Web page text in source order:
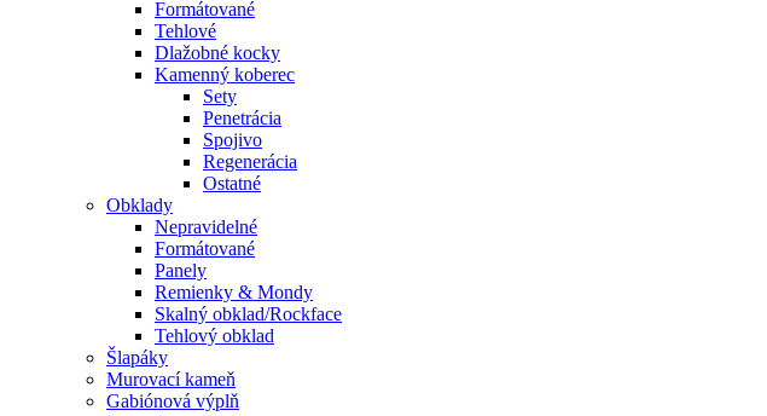
Formátované
Tehlové
Dlažobné kocky
Kamenný koberec
Sety
Penetrácia
Spojivo
Regenerácia
Ostatné
Obklady
Nepravidelné
Formátované
Panely
Remienky & Mondy
Skalný obklad/Rockface
Tehlový obklad
Šlapáky
Murovací kameň
Gabiónová výplň